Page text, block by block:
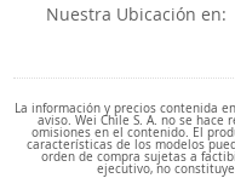
Nuestra Ubicación en:
La información y precios contenida
aviso. Wei Chile S. A. no se
omisiones en el contenido. El
características de los modelos
orden de compra sujetas a
ejecutivo, no